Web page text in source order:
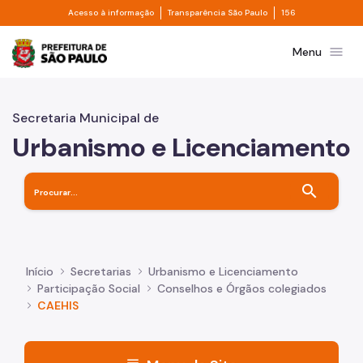
Pular para o Conteúdo principal
Acesso à informação Divisor de acesso à informação
Transparência São Paulo Divisor de
156
Prefeitura de São PauloMenu menu
Secretaria Municipal de
Urbanismo e Licenciamento
search
Início Secretarias
Urbanismo e Licenciamento
Participação Social
Conselhos e Órgãos colegiados
CAEHIS